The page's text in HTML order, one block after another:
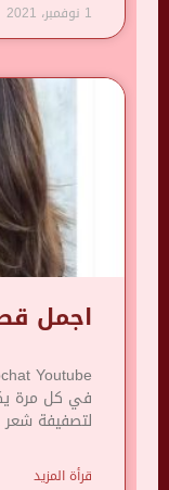
1 نوفمبر، 2021
اجمل
في كل مرة
لتصفيفة
قرأة المزيد